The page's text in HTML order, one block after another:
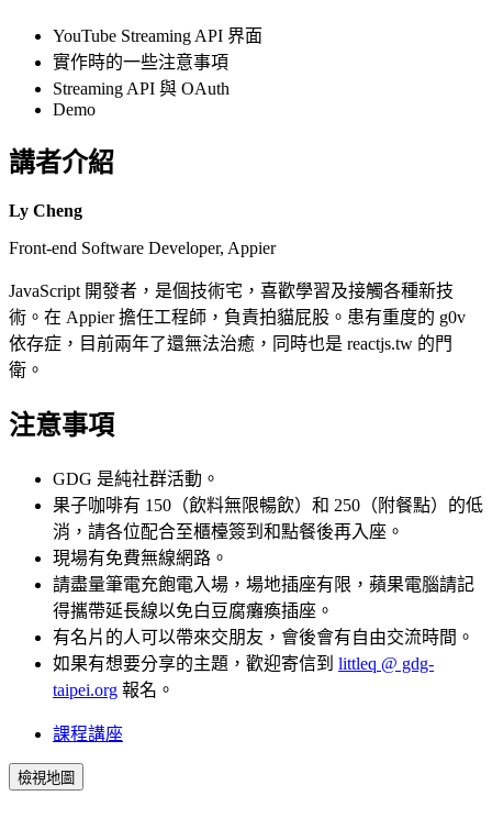
YouTube Streaming API 界面
實作時的一些注意事項
Streaming API 與 OAuth
Demo
講者介紹
Ly Cheng
Front-end Software Developer, Appier
JavaScript 開發者，是個技術宅，喜歡學習及接觸各種新技
術。在 Appier 擔任工程師，負責拍貓屁股。患有重度的 g0v
依存症，目前兩年了還無法治癒，同時也是 reactjs.tw 的門
衛。
注意事項
GDG 是純社群活動。
果子咖啡有 150（飲料無限暢飲）和 250（附餐點）的低
消，請各位配合至櫃檯簽到和點餐後再入座。
現場有免費無線網路。
請盡量筆電充飽電入場，場地插座有限，蘋果電腦請記
得攜帶延長線以免白豆腐癱瘓插座。
有名片的人可以帶來交朋友，會後會有自由交流時間。
如果有想要分享的主題，歡迎寄信到 littleq @ gdg-
taipei.org 報名。
課程講座
檢視地圖